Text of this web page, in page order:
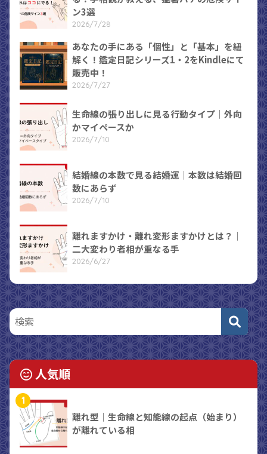
ン3選
2026/7/28
あなたの手にある「個性」と「基本」を紐
解く！鑑定日記シリーズ1・2をKindleにて
販売中！
2026/7/27
生命線の張り出しに見る行動タイプ｜外向
かマイペースか
2026/7/10
結婚線の本数で見る結婚運｜本数は結婚回
数にあらず
2026/7/10
離れますかけ・離れ変形ますかけとは？｜
二大変わり者相が重なる手
2026/6/27
人気順
1
離れ型｜生命線と知能線の起点（始まり）
が離れている相